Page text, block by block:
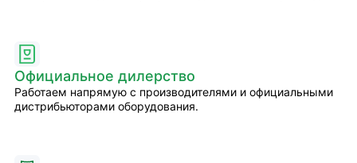
Официальное дилерство
Работаем напрямую с производителями и официальными
дистрибьюторами оборудования.